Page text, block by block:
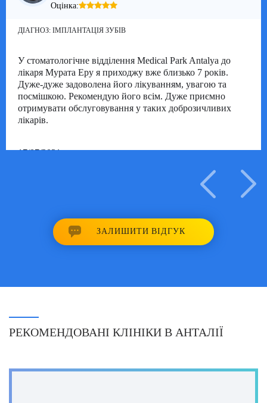
Оцінка:
ДІАГНОЗ: ІМПЛАНТАЦІЯ ЗУБІВ
У стоматологічне відділення Medical Park Antalya до
лікаря Мурата Еру я приходжу вже близько 7 років.
Дуже-дуже задоволена його лікуванням, увагою та
посмішкою. Рекомендую його всім. Дуже приємно
отримувати обслуговування у таких доброзичливих
лікарів.
17/07/2021
ЗАЛИШИТИ ВІДГУК
РЕКОМЕНДОВАНІ КЛІНІКИ В АНТАЛІЇ